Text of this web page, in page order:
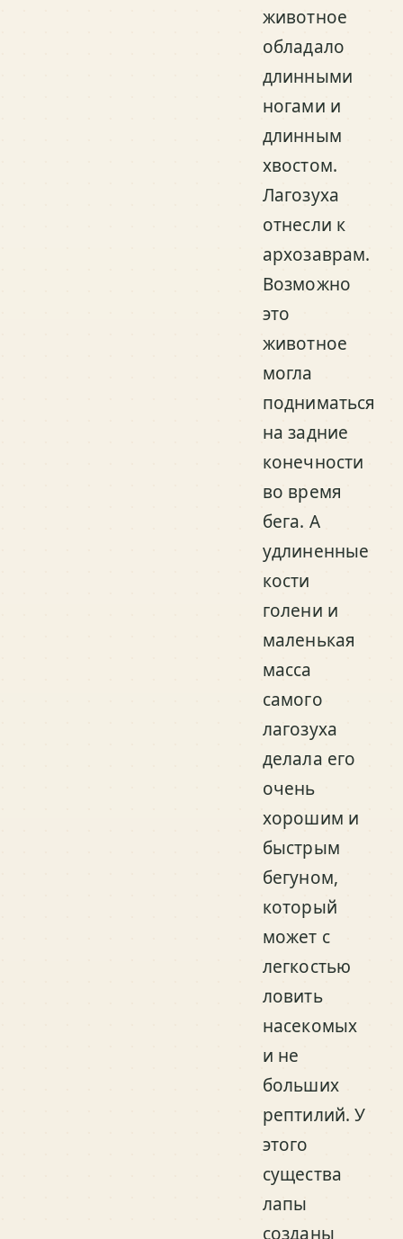
животное
обладало
длинными
ногами и
длинным
хвостом.
Лагозуха
отнесли к
архозаврам.
Возможно
это
животное
могла
подниматься
на задние
конечности
во время
бега. А
удлиненные
кости
голени и
маленькая
масса
самого
лагозуха
делала его
очень
хорошим и
быстрым
бегуном,
который
может с
легкостью
ловить
насекомых
и не
больших
рептилий. У
этого
существа
лапы
созданы